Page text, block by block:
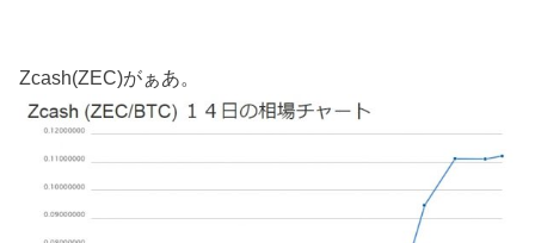
Zcash(ZEC)がぁあ。